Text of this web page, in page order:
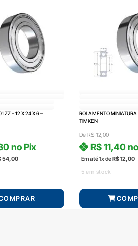
ZZ – 12 X 24 X 6 –
54,00
no Pix
ROLAMENTO
TIMKEN
DeR$12,00
Em até 1x deR$12,00
R$11,40
5 em stock